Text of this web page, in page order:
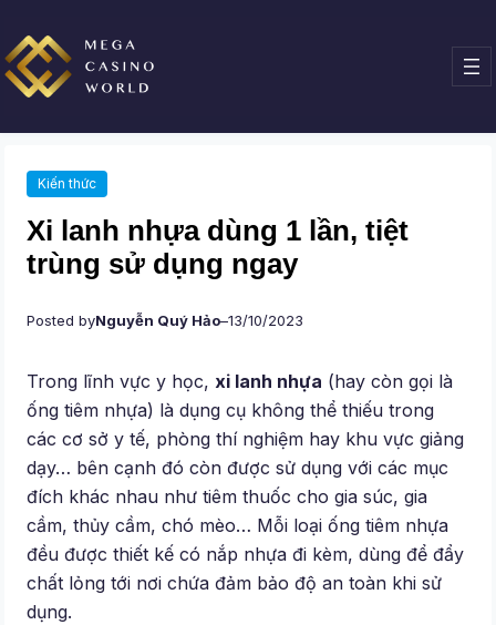
đến
phần
nội
dung
Kiến thức
Xi lanh nhựa dùng 1 lần, tiệt
trùng sử dụng ngay
Posted byNguyễn Quý Hảo–13/10/2023
Trong lĩnh vực y học,xi lanh nhựa (hay còn gọi là
ống tiêm nhựa) là dụng cụ không thể thiếu trong
các cơ sở y tế, phòng thí nghiệm hay khu vực giảng
dạy… bên cạnh đó còn được sử dụng với các mục
đích khác nhau như tiêm thuốc cho gia súc, gia
cầm, thủy cầm, chó mèo… Mỗi loại ống tiêm nhựa
đều được thiết kế có nắp nhựa đi kèm, dùng để đẩy
chất lỏng tới nơi chứa đảm bảo độ an toàn khi sử
dụng.